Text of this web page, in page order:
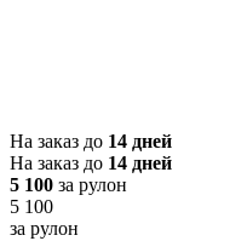
На заказ до 14 дней
На заказ до 14 дней
5 100 за рулон
5 100
за рулон